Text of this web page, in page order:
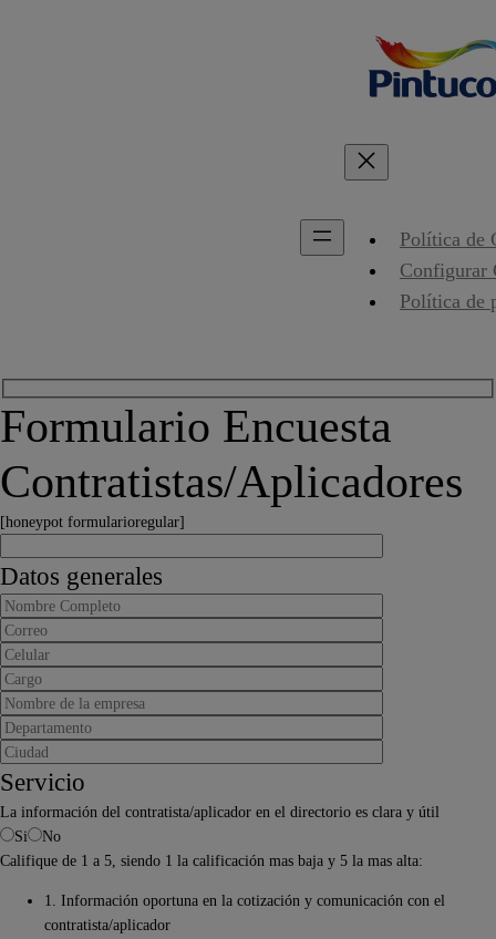
Política de
Configurar
Política de
Formulario Encuesta
Contratistas/Aplicadores
[honeypot formularioregular]
Datos generales
Servicio
La información del contratista/aplicador en el directorio es clara y útil
Si
No
Califique de 1 a 5, siendo 1 la calificación mas baja y 5 la mas alta:
1. Información oportuna en la cotización y comunicación con el
contratista/aplicador